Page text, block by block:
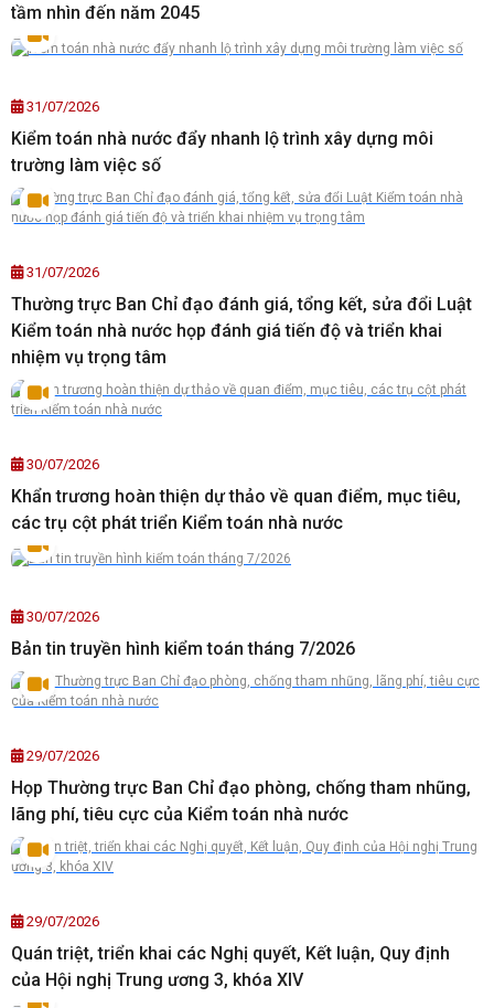
tầm nhìn đến năm 2045
31/07/2026
Kiểm toán nhà nước đẩy nhanh lộ trình xây dựng môi
trường làm việc số
31/07/2026
Thường trực Ban Chỉ đạo đánh giá, tổng kết, sửa đổi Luật
Kiểm toán nhà nước họp đánh giá tiến độ và triển khai
nhiệm vụ trọng tâm
30/07/2026
Khẩn trương hoàn thiện dự thảo về quan điểm, mục tiêu,
các trụ cột phát triển Kiểm toán nhà nước
30/07/2026
Bản tin truyền hình kiểm toán tháng 7/2026
29/07/2026
Họp Thường trực Ban Chỉ đạo phòng, chống tham nhũng,
lãng phí, tiêu cực của Kiểm toán nhà nước
29/07/2026
Quán triệt, triển khai các Nghị quyết, Kết luận, Quy định
của Hội nghị Trung ương 3, khóa XIV